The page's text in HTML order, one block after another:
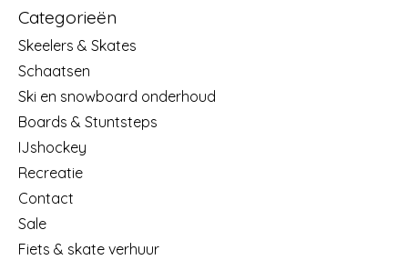
Categorieën
Skeelers & Skates
Schaatsen
Ski en snowboard onderhoud
Boards & Stuntsteps
IJshockey
Recreatie
Contact
Sale
Fiets & skate verhuur